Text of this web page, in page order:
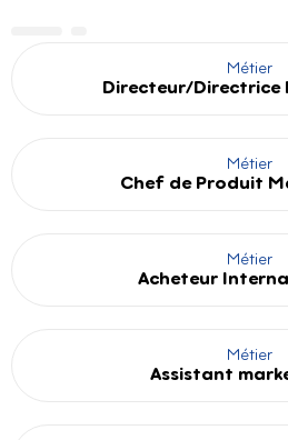
Métier
Directeur/Directrice
Métier
Chef de Produit
Métier
Acheteur
Métier
Assistant